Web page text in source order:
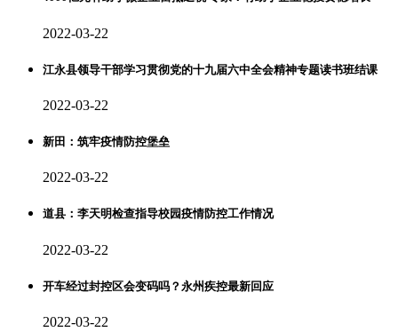
2022-03-22
江永县领导干部学习贯彻党的十九届六中全会精神专题读书班结课
2022-03-22
新田：筑牢疫情防控堡垒
2022-03-22
道县：李天明检查指导校园疫情防控工作情况
2022-03-22
开车经过封控区会变码吗？永州疾控最新回应
2022-03-22